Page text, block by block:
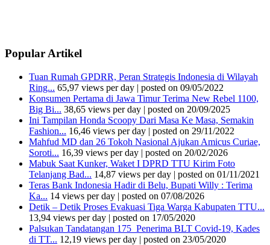
Popular Artikel
Tuan Rumah GPDRR, Peran Strategis Indonesia di Wilayah
Ring... 65,97 views per day | posted on 09/05/2022
Konsumen Pertama di Jawa Timur Terima New Rebel 1100,
Big Bi... 38,65 views per day | posted on 20/09/2025
Ini Tampilan Honda Scoopy Dari Masa Ke Masa, Semakin
Fashion... 16,46 views per day | posted on 29/11/2022
Mahfud MD dan 26 Tokoh Nasional Ajukan Amicus Curiae,
Soroti... 16,39 views per day | posted on 20/02/2026
Mabuk Saat Kunker, Waket I DPRD TTU Kirim Foto
Telanjang Bad... 14,87 views per day | posted on 01/11/2021
Teras Bank Indonesia Hadir di Belu, Bupati Willy : Terima
Ka... 14 views per day | posted on 07/08/2026
Detik – Detik Proses Evakuasi Tiga Warga Kabupaten TTU...
13,94 views per day | posted on 17/05/2020
Palsukan Tandatangan 175 Penerima BLT Covid-19, Kades
di TT... 12,19 views per day | posted on 23/05/2020